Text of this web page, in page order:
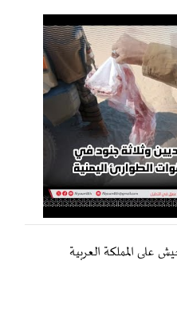
على المملكة العربية